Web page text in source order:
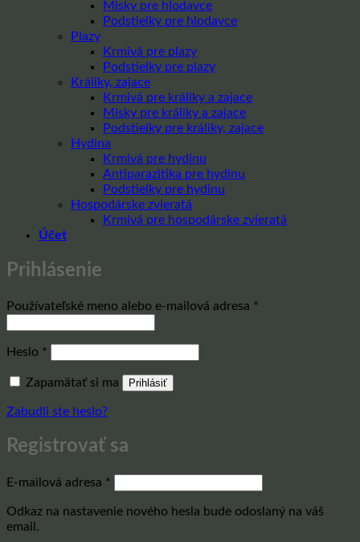
Misky pre hlodavce
Podstielky pre hlodavce
Plazy
Krmivá pre plazy
Podstielky pre plazy
Králiky, zajace
Krmivá pre králiky a zajace
Misky pre králiky a zajace
Podstielky pre králiky, zajace
Hydina
Krmivá pre hydinu
Antiparazitika pre hydinu
Podstielky pre hydinu
Hospodárske zvieratá
Krmivá pre hospodárske zvieratá
Účet
Prihlásenie
Používateľské meno alebo e-mailová adresa *
Heslo *
Zapamätať si ma Prihlásiť
Zabudli ste heslo?
Registrovať sa
E-mailová adresa *
Odkaz na nastavenie nového hesla bude odoslaný na váš
email.